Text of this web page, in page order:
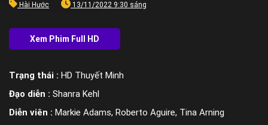
Hài Hước 13/11/2022 9:30 sáng
Trạng thái : HD Thuyết Minh
Đạo diễn : Shanra Kehl
Diễn viên : Markie Adams, Roberto Aguire, Tina Arning